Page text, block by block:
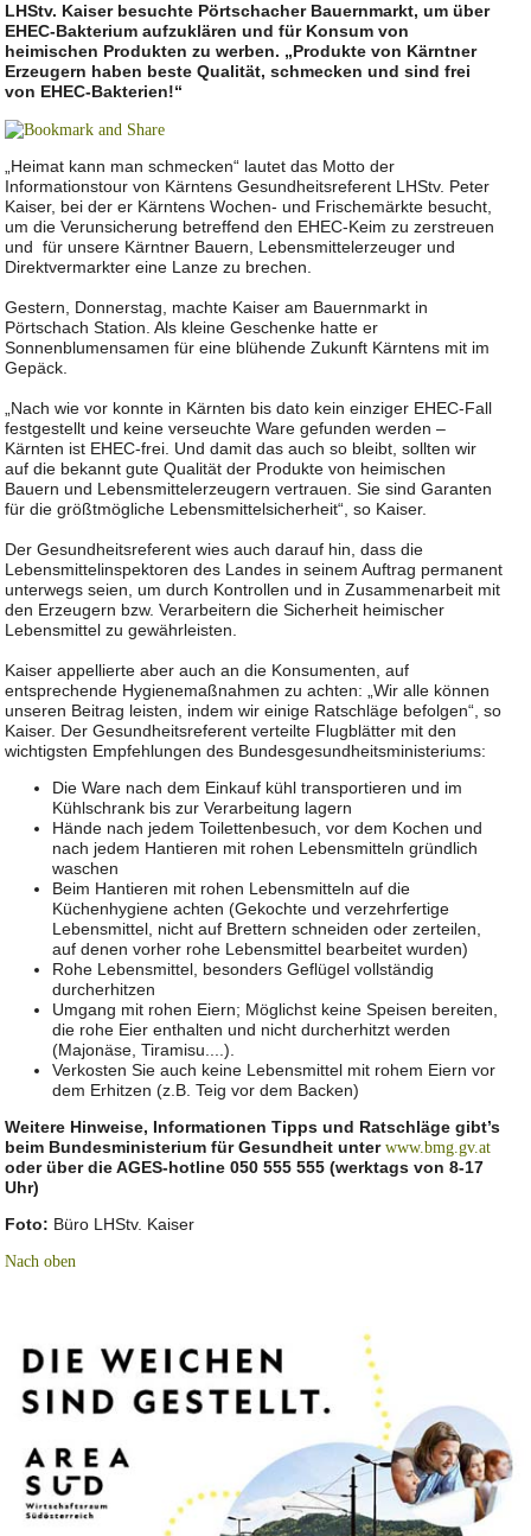
LHStv. Kaiser besuchte Pörtschacher Bauernmarkt, um über
EHEC-Bakterium aufzuklären und für Konsum von
heimischen Produkten zu werben. „Produkte von Kärntner
Erzeugern haben beste Qualität, schmecken und sind frei
von EHEC-Bakterien!“
„Heimat kann man schmecken“ lautet das Motto der
Informationstour von Kärntens Gesundheitsreferent LHStv. Peter
Kaiser, bei der er Kärntens Wochen- und Frischemärkte besucht,
um die Verunsicherung betreffend den EHEC-Keim zu zerstreuen
und für unsere Kärntner Bauern, Lebensmittelerzeuger und
Direktvermarkter eine Lanze zu brechen.
Gestern, Donnerstag, machte Kaiser am Bauernmarkt in
Pörtschach Station. Als kleine Geschenke hatte er
Sonnenblumensamen für eine blühende Zukunft Kärntens mit im
Gepäck.
„Nach wie vor konnte in Kärnten bis dato kein einziger EHEC-Fall
festgestellt und keine verseuchte Ware gefunden werden –
Kärnten ist EHEC-frei. Und damit das auch so bleibt, sollten wir
auf die bekannt gute Qualität der Produkte von heimischen
Bauern und Lebensmittelerzeugern vertrauen. Sie sind Garanten
für die größtmögliche Lebensmittelsicherheit“, so Kaiser.
Der Gesundheitsreferent wies auch darauf hin, dass die
Lebensmittelinspektoren des Landes in seinem Auftrag permanent
unterwegs seien, um durch Kontrollen und in Zusammenarbeit mit
den Erzeugern bzw. Verarbeitern die Sicherheit heimischer
Lebensmittel zu gewährleisten.
Kaiser appellierte aber auch an die Konsumenten, auf
entsprechende Hygienemaßnahmen zu achten: „Wir alle können
unseren Beitrag leisten, indem wir einige Ratschläge befolgen“, so
Kaiser. Der Gesundheitsreferent verteilte Flugblätter mit den
wichtigsten Empfehlungen des Bundesgesundheitsministeriums:
Die Ware nach dem Einkauf kühl transportieren und im
Kühlschrank bis zur Verarbeitung lagern
Hände nach jedem Toilettenbesuch, vor dem Kochen und
nach jedem Hantieren mit rohen Lebensmitteln gründlich
waschen
Beim Hantieren mit rohen Lebensmitteln auf die
Küchenhygiene achten (Gekochte und verzehrfertige
Lebensmittel, nicht auf Brettern schneiden oder zerteilen,
auf denen vorher rohe Lebensmittel bearbeitet wurden)
Rohe Lebensmittel, besonders Geflügel vollständig
durcherhitzen
Umgang mit rohen Eiern; Möglichst keine Speisen bereiten,
die rohe Eier enthalten und nicht durcherhitzt werden
(Majonäse, Tiramisu....).
Verkosten Sie auch keine Lebensmittel mit rohem Eiern vor
dem Erhitzen (z.B. Teig vor dem Backen)
Weitere Hinweise, Informationen Tipps und Ratschläge gibt’s
beim Bundesministerium für Gesundheit unterwww.bmg.gv.at
oder über die AGES-hotline 050 555 555 (werktags von 8-17
Uhr)
Foto: Büro LHStv. Kaiser
Nach oben